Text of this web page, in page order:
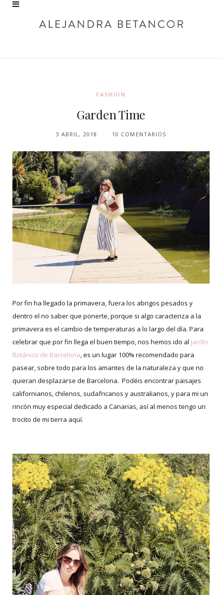
FASHION
Garden Time
3 ABRIL, 2018 10 COMENTARIOS
Por fin ha llegado la primavera, fuera los abrigos pesados y
dentro el no saber que ponerte, porque si algo caracteriza a la
primavera es el cambio de temperaturas a lo largo del día. Para
celebrar que por fin llega el buen tiempo, nos hemos ido al Jardín
Botánico de Barcelona, es un lugar 100% recomendado para
pasear, sobre todo para los amantes de la naturaleza y que no
quieran desplazarse de Barcelona. Podéis encontrar paisajes
californianos, chilenos, sudafricanos y australianos, y para mi un
rincón muy especial dedicado a Canarias, así al menos tengo un
trocito de mi tierra aquí.